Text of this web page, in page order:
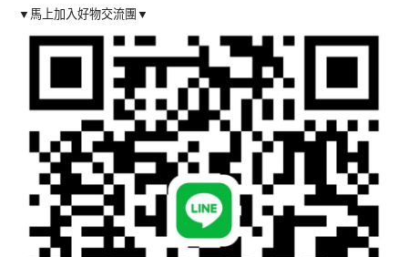
▼馬上加入好物交流團▼